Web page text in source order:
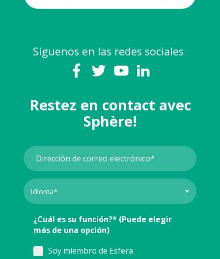
Síguenos en las redes sociales
Restez en contact avec
Sphère!
¿Cuál es su función?* (Puede elegir
más de una opción)
Soy miembro de Esfera